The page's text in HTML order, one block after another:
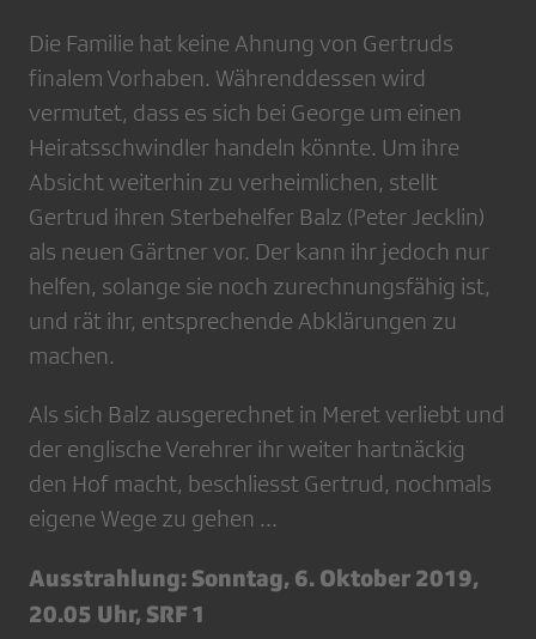
Die Familie hat keine Ahnung von Gertruds
finalem Vorhaben. Währenddessen wird
vermutet, dass es sich bei George um einen
Heiratsschwindler handeln könnte. Um ihre
Absicht weiterhin zu verheimlichen, stellt
Gertrud ihren Sterbehelfer Balz (Peter Jecklin)
als neuen Gärtner vor. Der kann ihr jedoch nur
helfen, solange sie noch zurechnungsfähig ist,
und rät ihr, entsprechende Abklärungen zu
machen.
Als sich Balz ausgerechnet in Meret verliebt und
der englische Verehrer ihr weiter hartnäckig
den Hof macht, beschliesst Gertrud, nochmals
eigene Wege zu gehen ...
Ausstrahlung: Sonntag, 6. Oktober 2019,
20.05 Uhr, SRF 1